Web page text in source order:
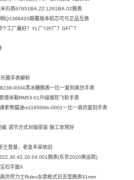
石英67651BA.ZZ.1261BA.02腕表
Q1368420颠覆版本机芯可与正品互换
工厂最好？YL厂?ZF厂？GF厂？
圈手表解析
0004黑冰糖腕表一比一复刻高仿手表
德米勒RM53-01升级版陀飞轮手表
拿熊猫迪m116500ln-0001一比一高仿复刻手表
调节方式对版原装 做工非常好
登基，老皇丰采依旧
腕表(东京2020奥运款)
石字面X
仿劳力士Rolex女款蚝式日志型腕表31mm